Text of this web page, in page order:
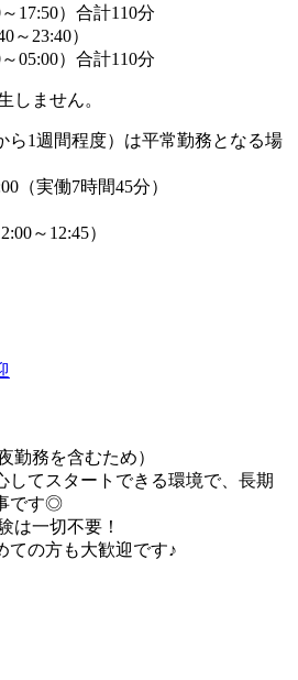
）合計110分
～23:40）
）合計110分
しません。
ら1週間程度）は平常勤務となる場
（実働7時間45分）
～12:45）
勤務を含むため）
てスタートできる環境で、長期
です◎
は一切不要！
の方も大歓迎です♪